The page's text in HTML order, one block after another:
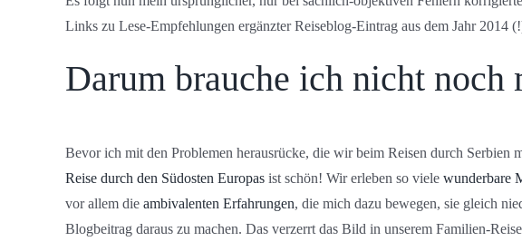
Links zu Lese-Empfehlungen ergänzter Reiseblog-Eintrag aus dem Jahr 2014
Darum brauche ich nicht noch
Bevor ich mit den Problemen herausrücke, die wir beim Reisen durch Serbien
Reise durch den Südosten Europas ist schön! Wir erleben so viele wunderbare
vor allem die ambivalenten Erfahrungen, die mich dazu bewegen, sie gleich
Blogbeitrag daraus zu machen. Das verzerrt das Bild in unserem Familien-